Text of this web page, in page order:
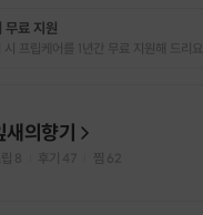
무료 지원
시 프립케어를 1년간 무료 지원해 드리요.
새의향기
8 후기 47 찜 62